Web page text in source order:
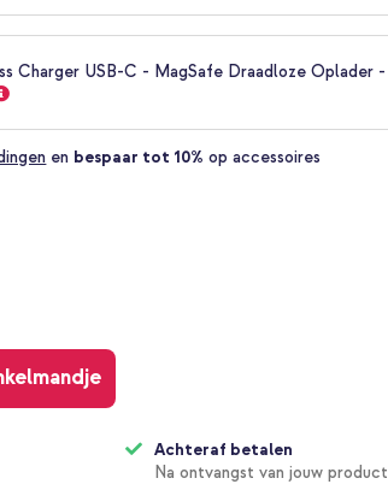
Charger USB-C - MagSafe Draadloze Oplader -
en bespaar tot 10% op accessoires
Achteraf betalen
Na ontvangst van jouw product